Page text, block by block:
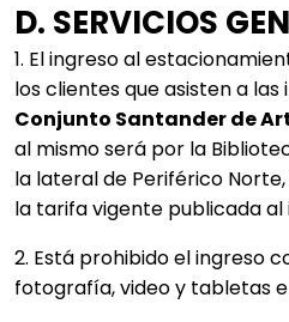
D. SERVICIOS
1. El ingreso al
los clientes que asisten a
Conjunto Santander de
al mismo será por la
la lateral de Periférico
la tarifa vigente publicada al
2. Está prohibido el ingreso
fotografía, video y tabletas